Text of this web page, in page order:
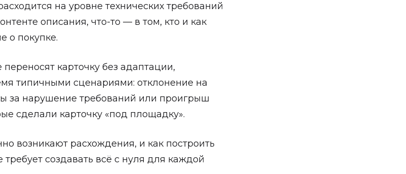
на уровне технических требований
описания, что-то — в том, кто и как
о покупке.
карточку без адаптации,
типичными сценариями: отклонение на
за нарушение требований или проигрыш
сделали карточку «под площадку».
возникают расхождения, и как построить
требует создавать всё с нуля для каждой